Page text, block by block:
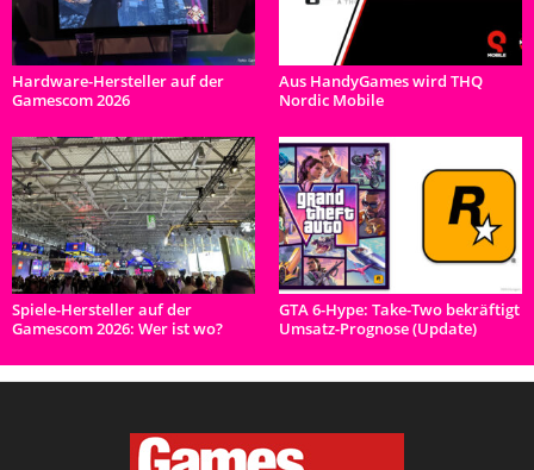
Hardware-Hersteller auf der
Gamescom 2026
Aus HandyGames wird THQ
Nordic Mobile
Spiele-Hersteller auf der
Gamescom 2026: Wer ist wo?
GTA 6-Hype: Take-Two bekräftigt
Umsatz-Prognose (Update)